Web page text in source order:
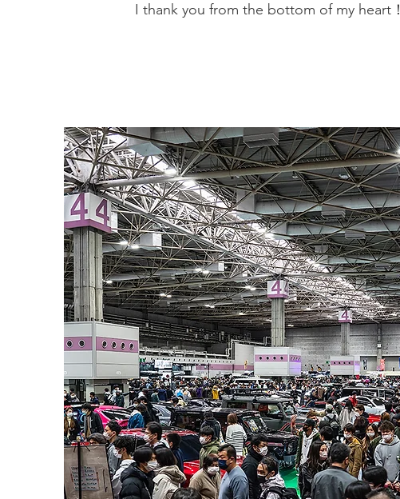
I thank you from the bottom of my heart！